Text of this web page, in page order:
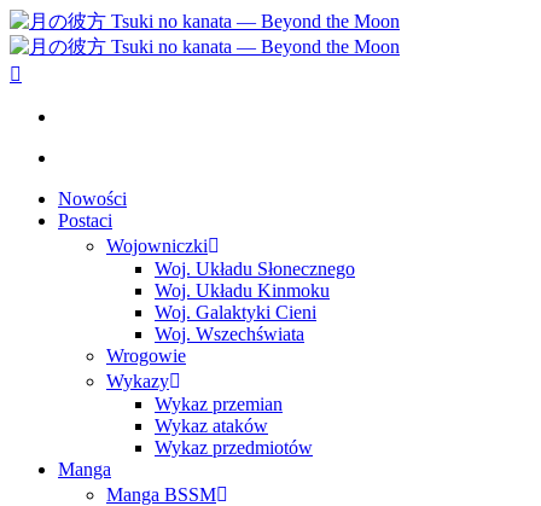
Nowości
Postaci
Wojowniczki
Woj. Układu Słonecznego
Woj. Układu Kinmoku
Woj. Galaktyki Cieni
Woj. Wszechświata
Wrogowie
Wykazy
Wykaz przemian
Wykaz ataków
Wykaz przedmiotów
Manga
Manga BSSM